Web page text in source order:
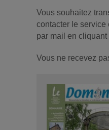
Vous souhaitez
contacter le service
par mail en cliquant
Vous ne recevez